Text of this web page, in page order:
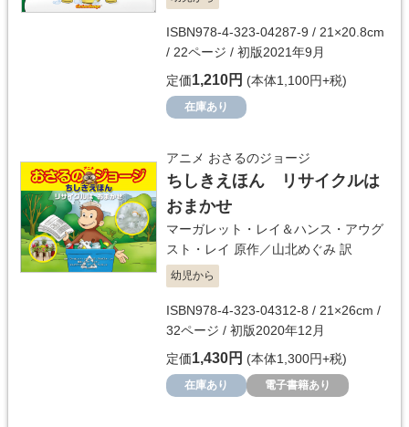
ISBN978-4-323-04287-9 / 21×20.8cm
/ 22ページ / 初版2021年9月
定価1,210円 (本体1,100円+税)
在庫あり
アニメ おさるのジョージ
ちしきえほん リサイクルは
おまかせ
マーガレット・レイ＆ハンス・アウグ
スト・レイ 原作／山北めぐみ 訳
幼児から
ISBN978-4-323-04312-8 / 21×26cm /
32ページ / 初版2020年12月
定価1,430円 (本体1,300円+税)
在庫あり 電子書籍あり